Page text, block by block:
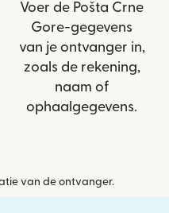
Voer de Pošta Crne
Gore-gegevens
van je ontvanger in,
zoals de rekening,
naam of
ophaalgegevens.
van de ontvanger.